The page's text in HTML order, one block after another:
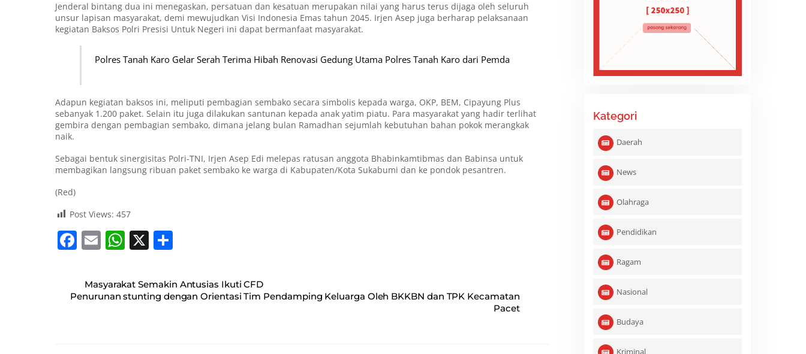
Jenderal bintang dua ini menegaskan, persatuan dan kesatuan merupakan nilai yang harus terus dijaga oleh seluruh
unsur lapisan masyarakat, demi mewujudkan Visi Indonesia Emas tahun 2045. Irjen Asep juga berharap pelaksanaan
kegiatan Baksos Polri Presisi Untuk Negeri ini dapat bermanfaat masyarakat.
Polres Tanah Karo Gelar Serah Terima Hibah Renovasi Gedung Utama Polres Tanah Karo dari Pemda
Adapun kegiatan baksos ini, meliputi pembagian sembako secara simbolis kepada warga, OKP, BEM, Cipayung Plus
sebanyak 1.200 paket. Selain itu juga dilakukan santunan kepada anak yatim piatu. Para masyarakat yang hadir terlihat
gembira dengan pembagian sembako, dimana jelang bulan Ramadhan sejumlah kebutuhan bahan pokok merangkak
naik.
Sebagai bentuk sinergisitas Polri-TNI, Irjen Asep Edi melepas ratusan anggota Bhabinkamtibmas dan Babinsa untuk
membagikan langsung ribuan paket sembako ke warga di Kabupaten/Kota Sukabumi dan ke pondok pesantren.
(Red)
Post Views: 457
F
c
e
E
ai
l
W
at
s
X
ar
e
Masyarakat Semakin Antusias Ikuti CFD
Penurunan stunting dengan Orientasi Tim Pendamping Keluarga Oleh BKKBN dan TPK Kecamatan
Pacet
Kategori
Daerah
News
Olahraga
Pendidikan
Ragam
Nasional
Budaya
Kriminal